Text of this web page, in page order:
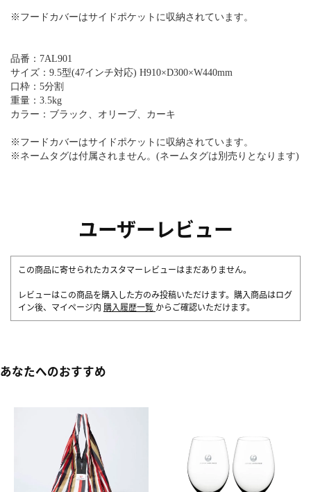
※フードカバーはサイドポケットに収納されています。
品番：7AL901
サイズ：9.5型(47インチ対応) H910×D300×W440mm
口枠：5分割
重量：3.5kg
カラー：ブラック、オリーブ、カーキ
※フードカバーはサイドポケットに収納されています。
※ネームタグは付属されません。(ネームタグは別売りとなります)
ユーザーレビュー
この商品に寄せられたカスタマーレビューはまだありません。
レビューはこの商品を購入した方のみ投稿いただけます。購入商品はログ
イン後、マイページ内 購入履歴一覧 からご確認いただけます。
あなたへのおすすめ